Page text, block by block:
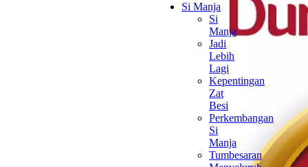
Si Manja
Si
Manja
Jadi
Lebih
Lagi
Kepentingan
Zat
Besi
Perkembangan
Si
Manja
Tumbesaran